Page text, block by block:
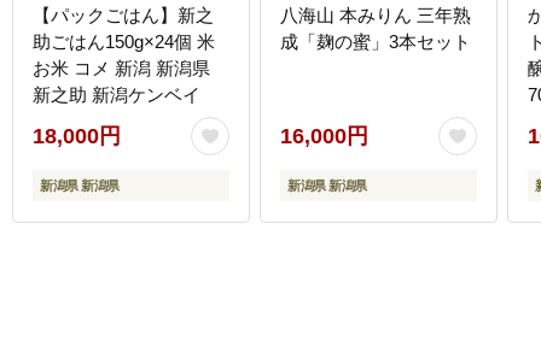
【パックごはん】新之
助ごはん150g×24個 米
お米 コメ 新潟 新潟県
新之助 新潟ケンベイ
18,000円
新潟県 新潟県
八海山 本みりん 三年熟
成「麹の蜜」3本セット
16,000円
新潟県 新潟県